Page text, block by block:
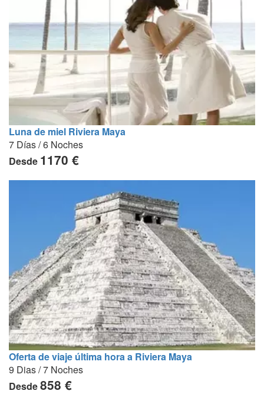
Luna de miel Riviera Maya
7 Días / 6 Noches
Desde 1170 €
Oferta de viaje última hora a Riviera Maya
9 Dias / 7 Noches
Desde858 €